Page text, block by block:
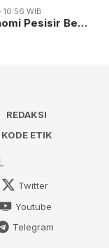
10:56 WIB
Pesisir Be…
REDAKSI
KODE ETIK
Twitter
Youtube
Telegram